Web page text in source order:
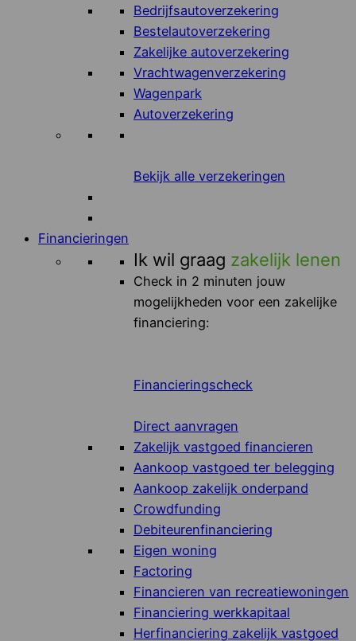
Bedrijfsautoverzekering
Bestelautoverzekering
Zakelijke autoverzekering
Vrachtwagenverzekering
Wagenpark
Autoverzekering
Bekijk alle verzekeringen
Financieringen
Ik wil graag zakelijk lenen
Check in 2 minuten jouw
mogelijkheden voor een zakelijke
financiering:
Financieringscheck
Direct aanvragen
Zakelijk vastgoed financieren
Aankoop vastgoed ter belegging
Aankoop zakelijk onderpand
Crowdfunding
Debiteurenfinanciering
Eigen woning
Factoring
Financieren van recreatiewoningen
Financiering werkkapitaal
Herfinanciering zakelijk vastgoed